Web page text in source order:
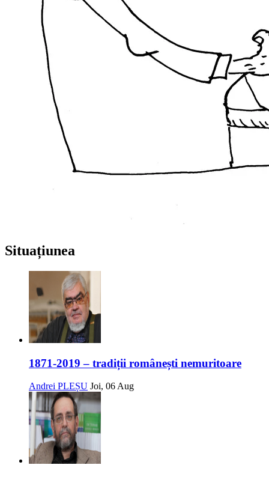
Situațiunea
1871-2019 – tradiții românești nemuritoare
Andrei PLEȘU Joi, 06 Aug